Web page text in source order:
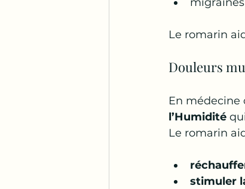
Le romarin
Douleurs
En médecine
l’Humidité
Le romarin
stimuler